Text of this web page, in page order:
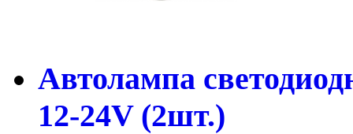
Автолампа
12-24V (2шт.)